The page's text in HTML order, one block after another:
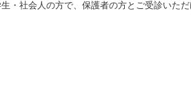
・社会人の方で、保護者の方とご受診いた